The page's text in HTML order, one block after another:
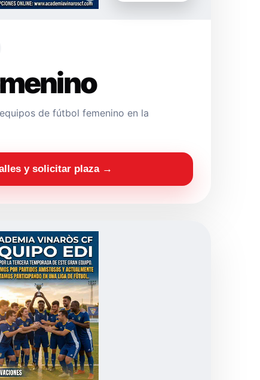
de fútbol femenino en la
y solicitar plaza →